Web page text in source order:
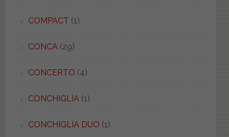
COMPACT (1)
CONCA (29)
CONCERTO (4)
CONCHIGLIA (1)
CONCHIGLIA DUO (1)